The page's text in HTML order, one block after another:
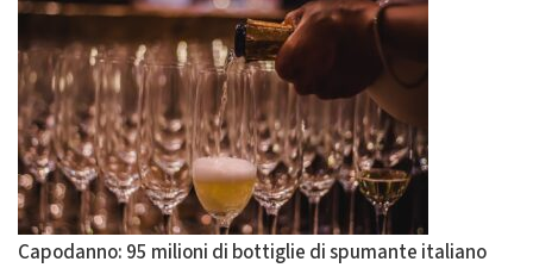
Capodanno: 95 milioni di bottiglie di spumante italiano